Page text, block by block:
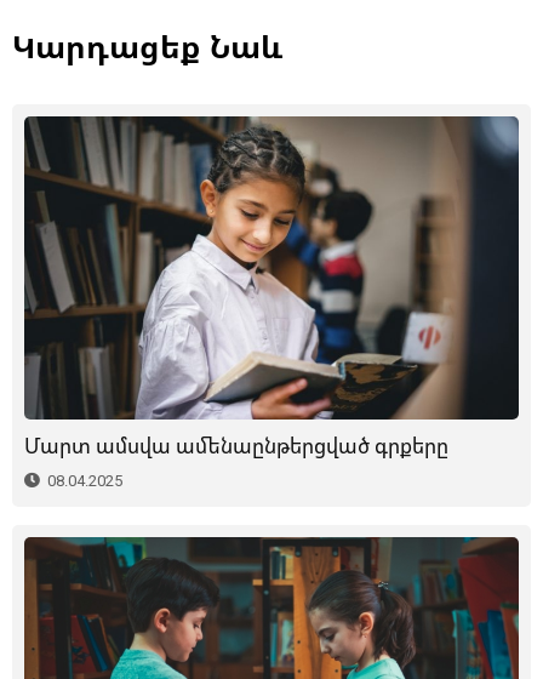
Կարդացեք Նաև
Մարտ ամսվա ամենաընթերցված գրքերը
08.04.2025